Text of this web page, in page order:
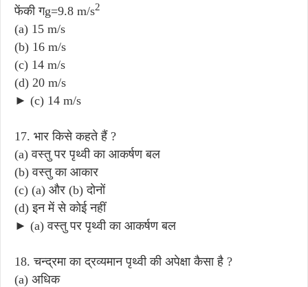
फेंकी गg=9.8 m/s2
(a) 15 m/s
(b) 16 m/s
(c) 14 m/s
(d) 20 m/s
► (c) 14 m/s
17. भार किसे कहते हैं ?
(a) वस्तु पर पृथ्वी का आकर्षण बल
(b) वस्तु का आकार
(c) (a) और (b) दोनों
(d) इन में से कोई नहीं
► (a) वस्तु पर पृथ्वी का आकर्षण बल
18. चन्द्रमा का द्रव्यमान पृथ्वी की अपेक्षा कैसा है ?
(a) अधिक